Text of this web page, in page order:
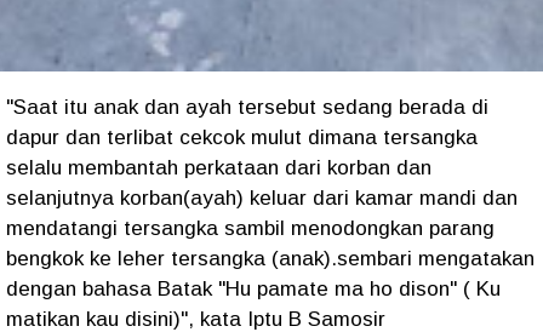
"Saat itu anak dan ayah tersebut sedang berada di
dapur dan terlibat cekcok mulut dimana tersangka
selalu membantah perkataan dari korban dan
selanjutnya korban(ayah) keluar dari kamar mandi dan
mendatangi tersangka sambil menodongkan parang
bengkok ke leher tersangka (anak).sembari mengatakan
dengan bahasa Batak "Hu pamate ma ho dison" ( Ku
matikan kau disini)", kata Iptu B Samosir